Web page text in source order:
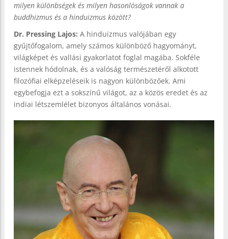
milyen különbségek és milyen hasonlóságok vannak a
buddhizmus és a hinduizmus között?
Dr. Pressing Lajos: A hinduizmus valójában egy
gyűjtőfogalom, amely számos különböző hagyományt,
világképet és vallási gyakorlatot foglal magába. Sokféle
istennek hódolnak, és a valóság természetéről alkotott
filozófiai elképzeléseik is nagyon különbözőek. Ami
egybefogja ezt a sokszínű világot, az a közös eredet és az
indiai létszemlélet bizonyos általános vonásai.